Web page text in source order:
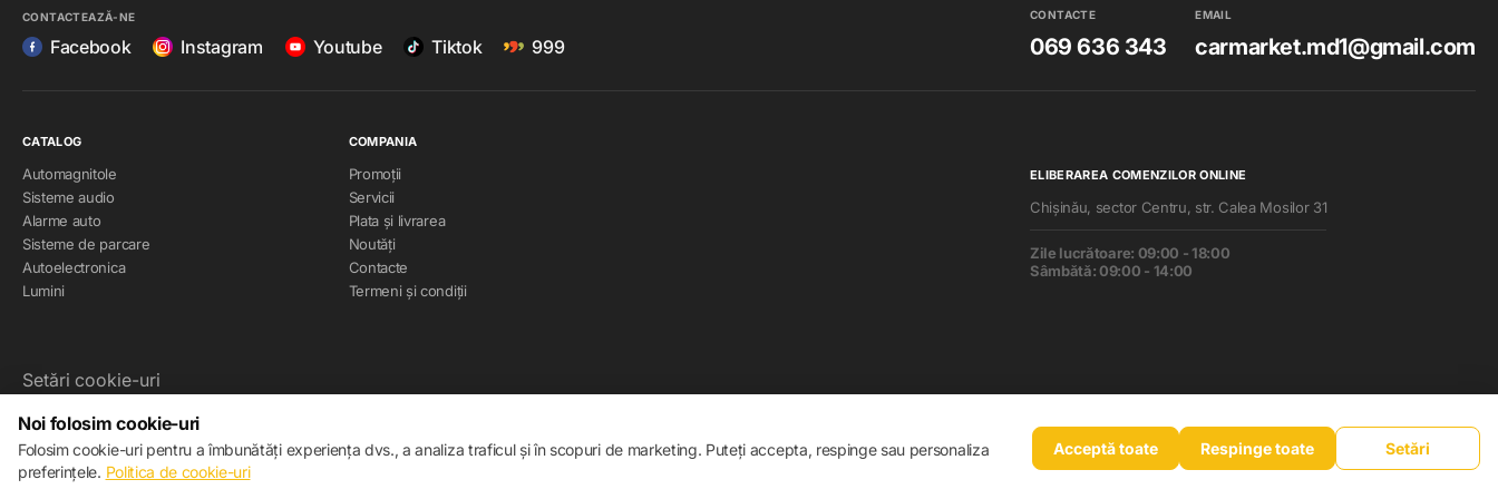
CONTACTEAZĂ-NE
Facebook Instagram Youtube Tiktok 999
CONTACTE
069 636 343
EMAIL
carmarket.md1@gmail.com
CATALOG
Automagnitole
Sisteme audio
Alarme auto
Sisteme de parcare
Autoelectronica
Lumini
COMPANIA
Promoții
Servicii
Plata și livrarea
Noutăți
Contacte
Termeni și condiții
ELIBERAREA COMENZILOR ONLINE
Chișinău, sector Centru, str. Calea Mosilor 31
Zile lucrătoare: 09:00 - 18:00
Sâmbătă: 09:00 - 14:00
Setări cookie-uri
© 2013 – 2026 ECOM
Noi folosim cookie-uri
Folosim cookie-uri pentru a îmbunătăți experiența dvs., a analiza traficul și în scopuri de marketing. Puteți accepta, respinge sau personaliza
preferințele. Politica de cookie-uri
Acceptă toate Respinge toate Setări